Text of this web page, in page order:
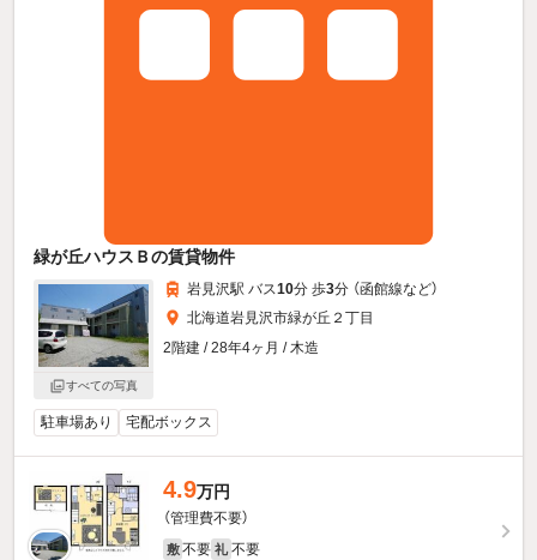
緑が丘ハウスＢの賃貸物件
すべての写真
岩見沢駅 バス10分 歩3分 （函館線など）
北海道岩見沢市緑が丘２丁目
2階建 / 28年4ヶ月 / 木造
駐車場あり 宅配ボックス
4.9万円
（管理費不要）
敷 不要 礼 不要